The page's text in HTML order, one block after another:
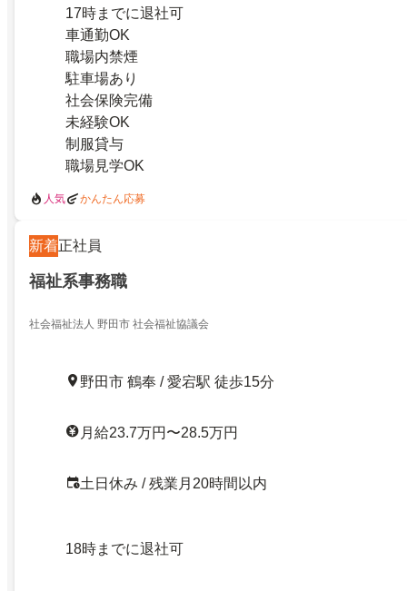
17時までに退社可
車通勤OK
職場内禁煙
駐車場あり
社会保険完備
未経験OK
制服貸与
職場見学OK
人気 かんたん応募
新着正社員
福祉系事務職
社会福祉法人 野田市 社会福祉協議会
野田市 鶴奉 / 愛宕駅 徒歩15分
月給23.7万円〜28.5万円
土日休み / 残業月20時間以内
18時までに退社可